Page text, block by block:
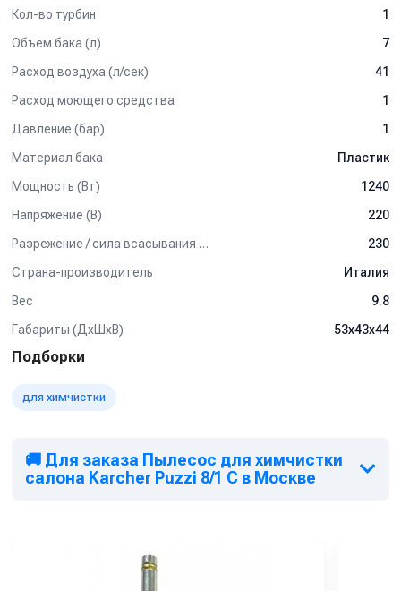
Karcher Puzzi 8/1 C
Высокая эффективность, удобство обслуживания и
долговечность делают его отличным выбором для
Купить Karcher Puzzi 8/1 C
России. Отзывы, характеристики и наличие уточняйте у
Кол-во турбин
1
Объем бака (л)
7
Расход воздуха (л/сек)
41
Расход моющего средства
1
Давление (бар)
1
Материал бака
Пластик
Мощность (Вт)
1240
Напряжение (В)
220
Разрежение / сила всасывания (мбар)
230
Страна-производитель
Италия
Вес
9.8
Габариты (ДхШхВ)
53x43x44
Подборки
для химчистки
🚚 Для заказа Пылесос для химчистки
салона Karcher Puzzi 8/1 C в Москве